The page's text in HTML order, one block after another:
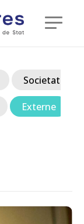
Societate
Externe